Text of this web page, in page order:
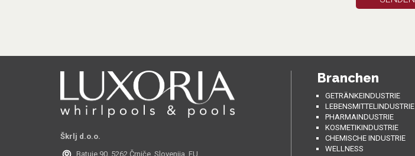
Škrlj d.o.o.
Batuje 90, 5262 Črniče, Slovenija, EU
Branchen
GETRÄNKEINDUSTRIE
LEBENSMITTELINDUSTRIE
PHARMAINDUSTRIE
KOSMETIKINDUSTRIE
CHEMISCHE INDUSTRIE
WELLNESS